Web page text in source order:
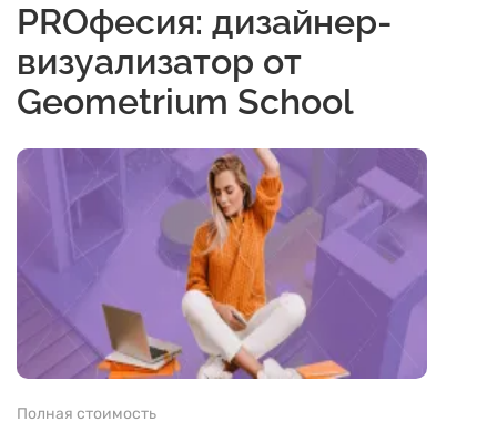
PROфесия: дизайнер-
визуализатор от
Geometrium School
Полная стоимость